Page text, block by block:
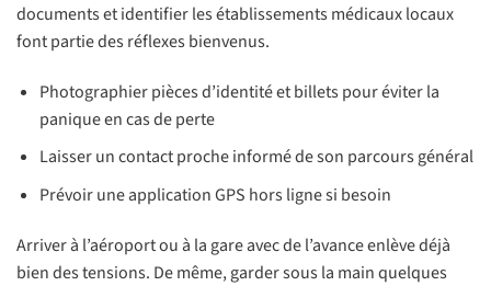
documents et identifier les établissements médicaux locaux
font partie des réflexes bienvenus.
Photographier pièces d’identité et billets pour éviter la
panique en cas de perte
Laisser un contact proche informé de son parcours général
Prévoir une application GPS hors ligne si besoin
Arriver à l’aéroport ou à la gare avec de l’avance enlève déjà
bien des tensions. De même, garder sous la main quelques